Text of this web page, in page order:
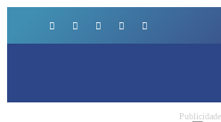
Publicidade